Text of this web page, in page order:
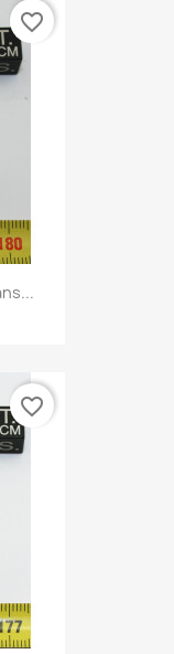
favorite_border
favorite_border